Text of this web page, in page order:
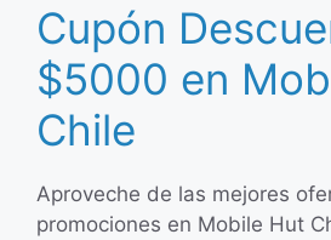
Cupón
$5000 en
Chile
Aproveche de las mejores
promociones en Mobile Hut